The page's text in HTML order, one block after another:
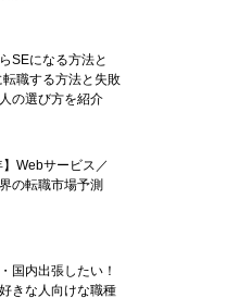
SEになる方法と
職する方法と失敗
の選び方を紹介
】Webサービス／
の転職市場予測
国内出張したい！
きな人向けな職種